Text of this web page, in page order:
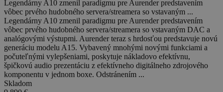
Legendárny A10 zmenil paradigmu pre Aurender predstavením
vôbec prvého hudobného servera/streamera so vstavaným ...
Legendárny A10 zmenil paradigmu pre Aurender predstavením
vôbec prvého hudobného servera/streamera so vstavaným DAC a
analógovými výstupmi. Aurender teraz s hrdosťou predstavuje novú
generáciu modelu A15. Vybavený mnohými novými funkciami a
počuteľnými vylepšeniami, poskytuje nákladovo efektívnu,
špičkovú audio prezentáciu z efektívneho digitálneho zdrojového
komponentu v jednom boxe. Odstránením ...
Skladom